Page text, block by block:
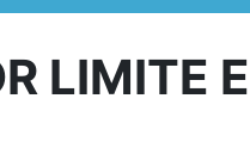
LIMITE